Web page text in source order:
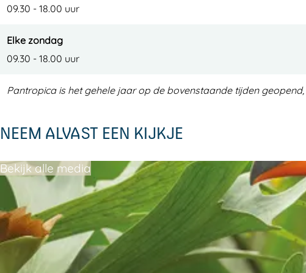
09.30 - 18.00 uur
Elke zondag
09.30 - 18.00 uur
Pantropica is het gehele jaar op de bovenstaande tijden
NEEM ALVAST EEN KIJKJE
Bekijk alle media